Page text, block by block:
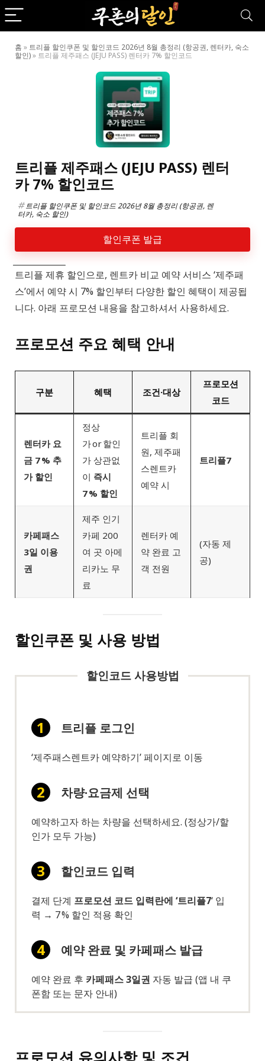
홈 » 트리플 할인쿠폰 및 할인코드 2026년 8월 총정리 (항공권, 렌터카, 숙소
할인)» 트리플 제주패스 (JEJU PASS) 렌터카 7% 할인코드
트리플 제주패스 (JEJU PASS) 렌터
카 7% 할인코드
트리플 할인쿠폰 및 할인코드 2026년 8월 총정리 (항공권, 렌
터카, 숙소 할인)
할인쿠폰 발급
트리플 제휴 할인으로, 렌트카 비교 예약 서비스 ‘제주패
스’에서 예약 시 7% 할인부터 다양한 할인 혜택이 제공됩
니다. 아래 프로모션 내용을 참고하셔서 사용하세요.
프로모션 주요 혜택 안내
구분 혜택 조건·대상
프로모션
코드
렌터카 요
금 7 % 추
가 할인
정상
가 or 할인
가 상관없
이 즉시
7 % 할인
트리플 회
원, 제주패
스렌트카
예약 시
트리플7
카페패스
3일 이용
권
제주 인기
카페 200
여 곳 아메
리카노 무
료
렌터카 예
약 완료 고
객 전원
(자동 제
공)
할인쿠폰 및 사용 방법
할인코드 사용방법
트리플 로그인
‘제주패스렌트카 예약하기’ 페이지로 이동
차량·요금제 선택
예약하고자 하는 차량을 선택하세요. (정상가/할
인가 모두 가능)
할인코드 입력
결제 단계 프로모션 코드 입력란에 ‘트리플7‘ 입
력 → 7 % 할인 적용 확인
예약 완료 및 카페패스 발급
예약 완료 후 카페패스 3일권 자동 발급 (앱 내 쿠
폰함 또는 문자 안내)
프로모션 유의사항 및 조건